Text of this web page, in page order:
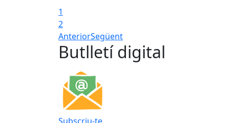
1
2
AnteriorSegüent
Butlletí digital